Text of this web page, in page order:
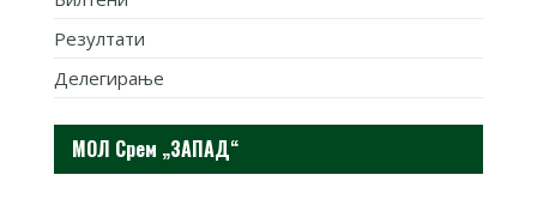
Резултати
Делегирање
МОЛ Срем „ЗАПАД“